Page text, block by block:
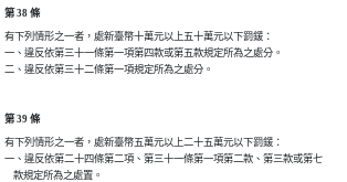
第 38 條
有下列情形之一者，處新臺幣十萬元以上五十萬元以下罰鍰：
一、違反依第三十一條第一項第四款或第五款規定所為之處分。
二、違反依第三十二條第一項規定所為之處分。
第 39 條
有下列情形之一者，處新臺幣五萬元以上二十五萬元以下罰鍰：
一、違反依第二十四條第二項、第三十一條第一項第二款、第三款或第七
    款規定所為之處置。